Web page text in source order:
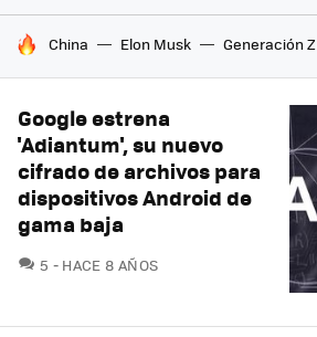
HOY SE HABLA DE
China Elon Musk Generación Z
Google estrena
'Adiantum', su nuevo
cifrado de archivos para
dispositivos Android de
gama baja
5 COMENTARIOS
HACE 8 AÑOS